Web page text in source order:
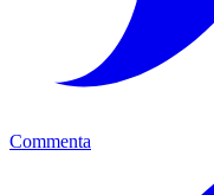
Commenta